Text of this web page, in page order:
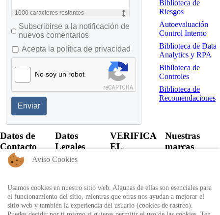
1000 caracteres restantes
Subscribirse a la notificación de
nuevos comentarios
Acepta la política de privacidad
No soy un robot
Enviar
Biblioteca de
Riesgos
Autoevaluación
Control Interno
Biblioteca de Data
Analytics y RPA
Biblioteca de
Controles
Biblioteca de
Recomendaciones
Datos de
Contacto
+57 60 1
6818530
+57 311
8666327 - 323
6964227
Datos
Legales
Política de
Uso
VERIFICA
EL
certificado
expedido por
Auditool usando
Nuestras
marcas
Aviso Cookies
Usamos cookies en nuestro sitio web. Algunas de ellas son esenciales para
el funcionamiento del sitio, mientras que otras nos ayudan a mejorar el
sitio web y también la experiencia del usuario (cookies de rastreo).